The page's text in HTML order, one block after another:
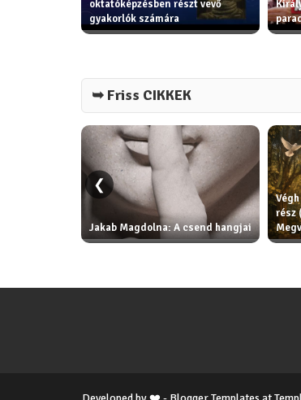
oktatóképzésben részt vevő
gyakorlók számára
➥ Friss CIKKEK
❮
Jakab Magdolna: A csend hangjai
rész